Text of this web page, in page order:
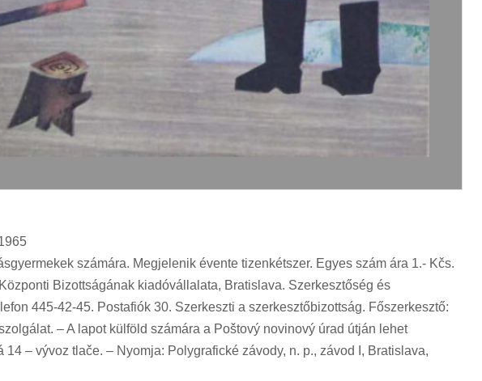
számára. Megjelenik évente tizenkétszer. Egyes szám ára 1.- Kčs.
Bizottságának kiadóvállalata, Bratislava. Szerkesztőség és
445-42-45. Postafiók 30. Szerkeszti a szerkesztőbizottság. Főszerkesztő:
– A lapot külföld számára a Poštový novinový úrad útján lehet
– vývoz tlače. – Nyomja: Polygrafické závody, n. p., závod I, Bratislava,